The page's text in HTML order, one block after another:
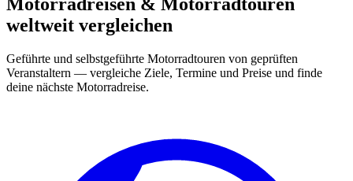
Motorradreisen & Motorradtouren
weltweit vergleichen
Geführte und selbstgeführte Motorradtouren von geprüften
Veranstaltern — vergleiche Ziele, Termine und Preise und finde
deine nächste Motorradreise.